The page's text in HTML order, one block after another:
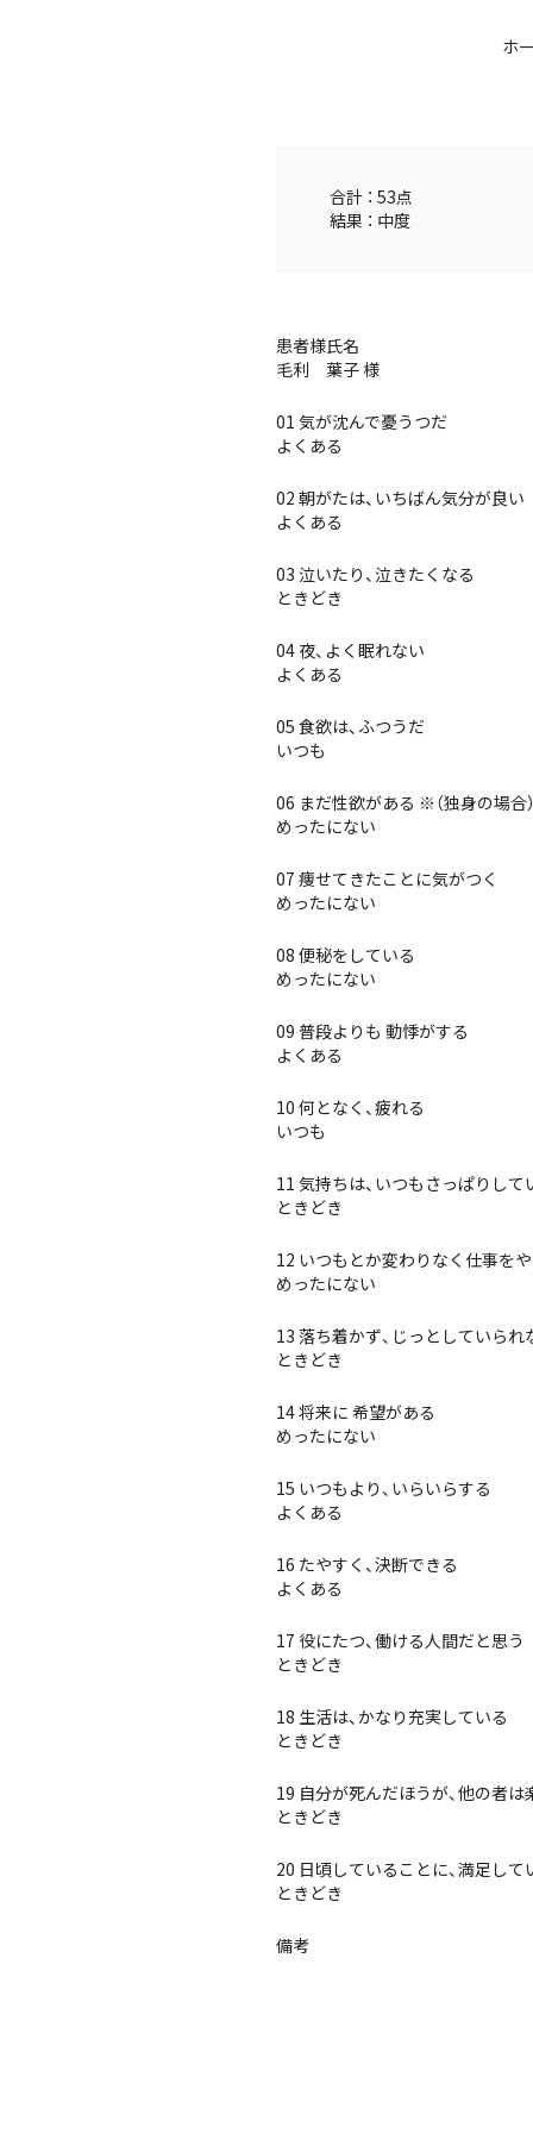
ホ
合計 ： 53点
結果 ： 中度
患者様氏名
毛利 葉子 様
01 気が沈んで憂うつだ
よくある
02 朝がたは、いちばん気分が良い
よくある
03 泣いたり、泣きたくなる
ときどき
04 夜、よく眠れない
よくある
05 食欲は、ふつうだ
いつも
06 まだ性欲がある ※（独身の場合
めったにない
07 痩せてきたことに気がつく
めったにない
08 便秘をしている
めったにない
09 普段よりも 動悸がする
よくある
10 何となく、疲れる
いつも
11 気持ちは、いつもさっぱりして
ときどき
12 いつもとか変わりなく仕事を
めったにない
13 落ち着かず、じっとしていられ
ときどき
14 将来に 希望がある
めったにない
15 いつもより、いらいらする
よくある
16 たやすく、決断できる
よくある
17 役にたつ、働ける人間だと思う
ときどき
18 生活は、かなり充実している
ときどき
19 自分が死んだほうが、他の者
ときどき
20 日頃していることに、満足して
ときどき
備考